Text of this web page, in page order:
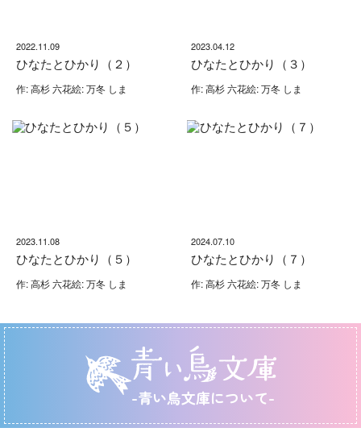
2022.11.09
ひなたとひかり（２）
作: 高杉 六花絵: 万冬 しま
2023.04.12
ひなたとひかり（３）
作: 高杉 六花絵: 万冬 しま
2023.11.08
ひなたとひかり（５）
作: 高杉 六花絵: 万冬 しま
2024.07.10
ひなたとひかり（７）
作: 高杉 六花絵: 万冬 しま
-青い鳥文庫について-